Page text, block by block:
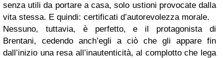
senza utili da portare a casa, solo ustioni provocate dalla
vita stessa. E quindi: certificati d’autorevolezza morale.
Nessuno, tuttavia, è perfetto, e il protagonista di
Brentani, cedendo anch’egli a ciò che gli appare fin
dall’inizio una resa all’inautenticità, al complotto che lega